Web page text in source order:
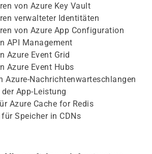
von Azure Key Vault
verwalteter Identitäten
von Azure App Configuration
API Management
Azure Event Grid
Azure Event Hubs
Azure-Nachrichtenwarteschlangen
App-Leistung
Azure Cache for Redis
Speicher in CDNs